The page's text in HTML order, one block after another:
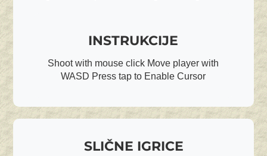
INSTRUKCIJE
Shoot with mouse click Move player with
WASD Press tap to Enable Cursor
SLIČNE IGRICE